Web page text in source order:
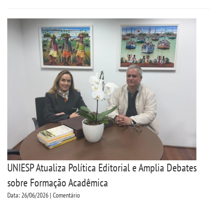
WEBMAIL
PORTAL DE ALUNOS
PORTAL DE PROFESSORES/ACADÊMICO
UNIESP
CONTATO
TRABALHE CONOSCO
UNIESP Atualiza Política Editorial e Amplia Debates
sobre Formação Acadêmica
Data: 26/06/2026 | Comentário